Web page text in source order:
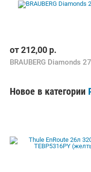
от212,00 р.
BRAUBERG Diamonds
Новое в категории